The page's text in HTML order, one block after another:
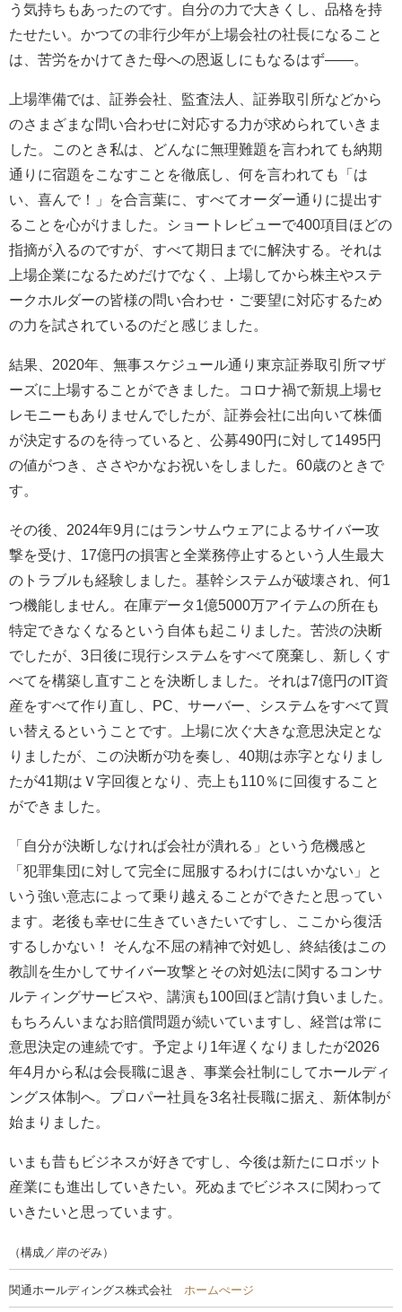
う気持ちもあったのです。自分の力で大きくし、品格を持
たせたい。かつての非行少年が上場会社の社長になること
は、苦労をかけてきた母への恩返しにもなるはず――。
上場準備では、証券会社、監査法人、証券取引所などから
のさまざまな問い合わせに対応する力が求められていきま
した。このとき私は、どんなに無理難題を言われても納期
通りに宿題をこなすことを徹底し、何を言われても「は
い、喜んで！」を合言葉に、すべてオーダー通りに提出す
ることを心がけました。ショートレビューで400項目ほどの
指摘が入るのですが、すべて期日までに解決する。それは
上場企業になるためだけでなく、上場してから株主やステ
ークホルダーの皆様の問い合わせ・ご要望に対応するため
の力を試されているのだと感じました。
結果、2020年、無事スケジュール通り東京証券取引所マザ
ーズに上場することができました。コロナ禍で新規上場セ
レモニーもありませんでしたが、証券会社に出向いて株価
が決定するのを待っていると、公募490円に対して1495円
の値がつき、ささやかなお祝いをしました。60歳のときで
す。
その後、2024年9月にはランサムウェアによるサイバー攻
撃を受け、17億円の損害と全業務停止するという人生最大
のトラブルも経験しました。基幹システムが破壊され、何1
つ機能しません。在庫データ1億5000万アイテムの所在も
特定できなくなるという自体も起こりました。苦渋の決断
でしたが、3日後に現行システムをすべて廃棄し、新しくす
べてを構築し直すことを決断しました。それは7億円のIT資
産をすべて作り直し、PC、サーバー、システムをすべて買
い替えるということです。上場に次ぐ大きな意思決定とな
りましたが、この決断が功を奏し、40期は赤字となりまし
たが41期はＶ字回復となり、売上も110％に回復すること
ができました。
「自分が決断しなければ会社が潰れる」という危機感と
「犯罪集団に対して完全に屈服するわけにはいかない」と
いう強い意志によって乗り越えることができたと思ってい
ます。老後も幸せに生きていきたいですし、ここから復活
するしかない！ そんな不屈の精神で対処し、終結後はこの
教訓を生かしてサイバー攻撃とその対処法に関するコンサ
ルティングサービスや、講演も100回ほど請け負いました。
もちろんいまなお賠償問題が続いていますし、経営は常に
意思決定の連続です。予定より1年遅くなりましたが2026
年4月から私は会長職に退き、事業会社制にしてホールディ
ングス体制へ。プロパー社員を3名社長職に据え、新体制が
始まりました。
いまも昔もビジネスが好きですし、今後は新たにロボット
産業にも進出していきたい。死ぬまでビジネスに関わって
いきたいと思っています。
（構成／岸のぞみ）
関通ホールディングス株式会社 ホームぺージ